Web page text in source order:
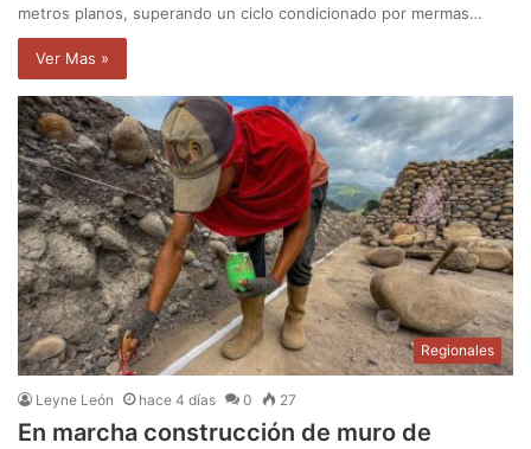
metros planos, superando un ciclo condicionado por mermas…
Ver Mas »
Regionales
Leyne León hace 4 días 0 27
En marcha construcción de muro de